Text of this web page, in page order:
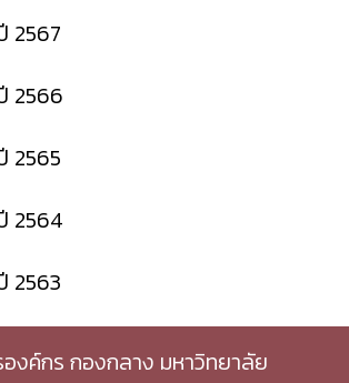
2567
2566
2565
2564
2563
งค์กร กองกลาง มหาวิทยาลัย